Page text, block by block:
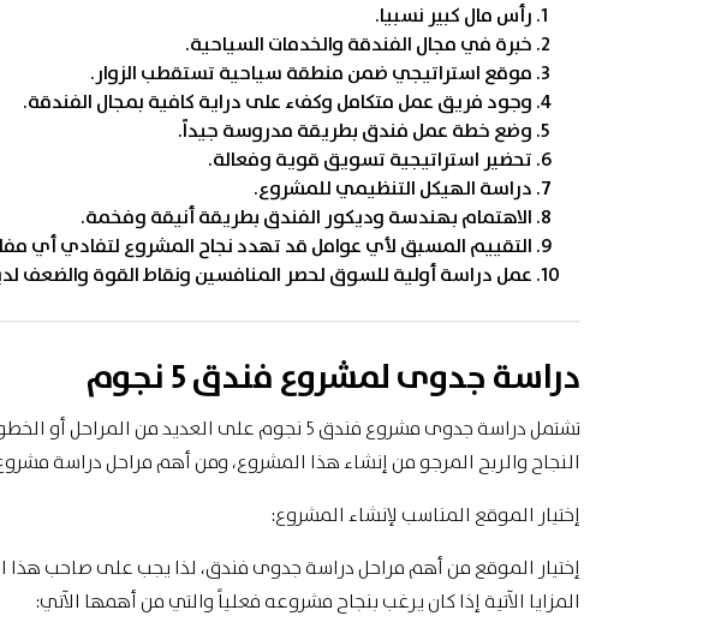
رأس مال كبير نسبيا.
خبرة في مجال الفندقة والخدمات السياحية.
موقع استراتيجي ضمن منطقة سياحية تستقطب الزوار.
وجود فريق عمل متكامل وكفء على دراية كافية بمجال الفندقة.
وضع خطة عمل فندق بطريقة مدروسة جيداََ.
تحضير استراتيجية تسويق قوية وفعالة.
دراسة الهيكل التنظيمي للمشروع.
الاهتمام بهندسة وديكور الفندق بطريقة أنيقة وفخمة.
التقييم المسبق لأي عوامل قد تهدد نجاح المشروع لتفادي أي
عمل دراسة أولية للسوق لحصر المنافسين ونقاط القوة والضعف
دراسة جدوى لمشروع فندق 5 نجوم
تشتمل دراسة جدوى مشروع فندق 5 نجوم على العديد من
النجاح والربح المرجو من إنشاء هذا المشروع، ومن أهم مراحل دراسة
إختيار الموقع المناسب لإنشاء المشروع:
إختيار الموقع من أهم مراحل دراسة جدوى فندق، لذا يجب على صاحب هذا
المزايا الآتية إذا كان يرغب بنجاح مشروعه فعلياً والتي من أهمها الآتي: